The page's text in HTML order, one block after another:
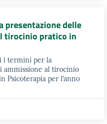
presentazione delle
tirocinio pratico in
i termini per la
ammissione al tirocinio
Psicoterapia per l’anno